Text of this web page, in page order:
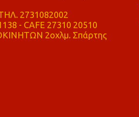
2731082002
- CAFE 27310 20510
2οχλμ. Σπάρτης